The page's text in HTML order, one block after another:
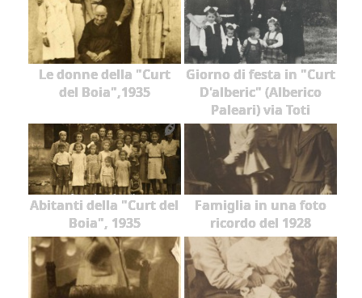
Le donne della "Curt
del Boia",1935
Giorno di festa in "Curt
D'alberic" (Alberico
Paleari) via Toti
Abitanti della "Curt del
Boia", 1935
Famiglia in una foto
ricordo del 1928